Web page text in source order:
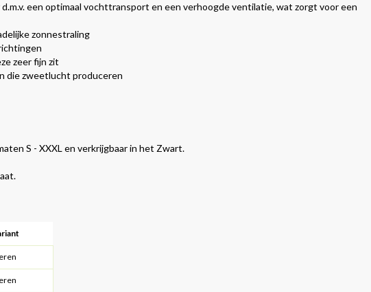
een optimaal vochttransport en een verhoogde ventilatie, wat zorgt voor een
zonnestraling
zeer fijn zit
die zweetlucht produceren
S - XXXL en verkrijgbaar in het Zwart.